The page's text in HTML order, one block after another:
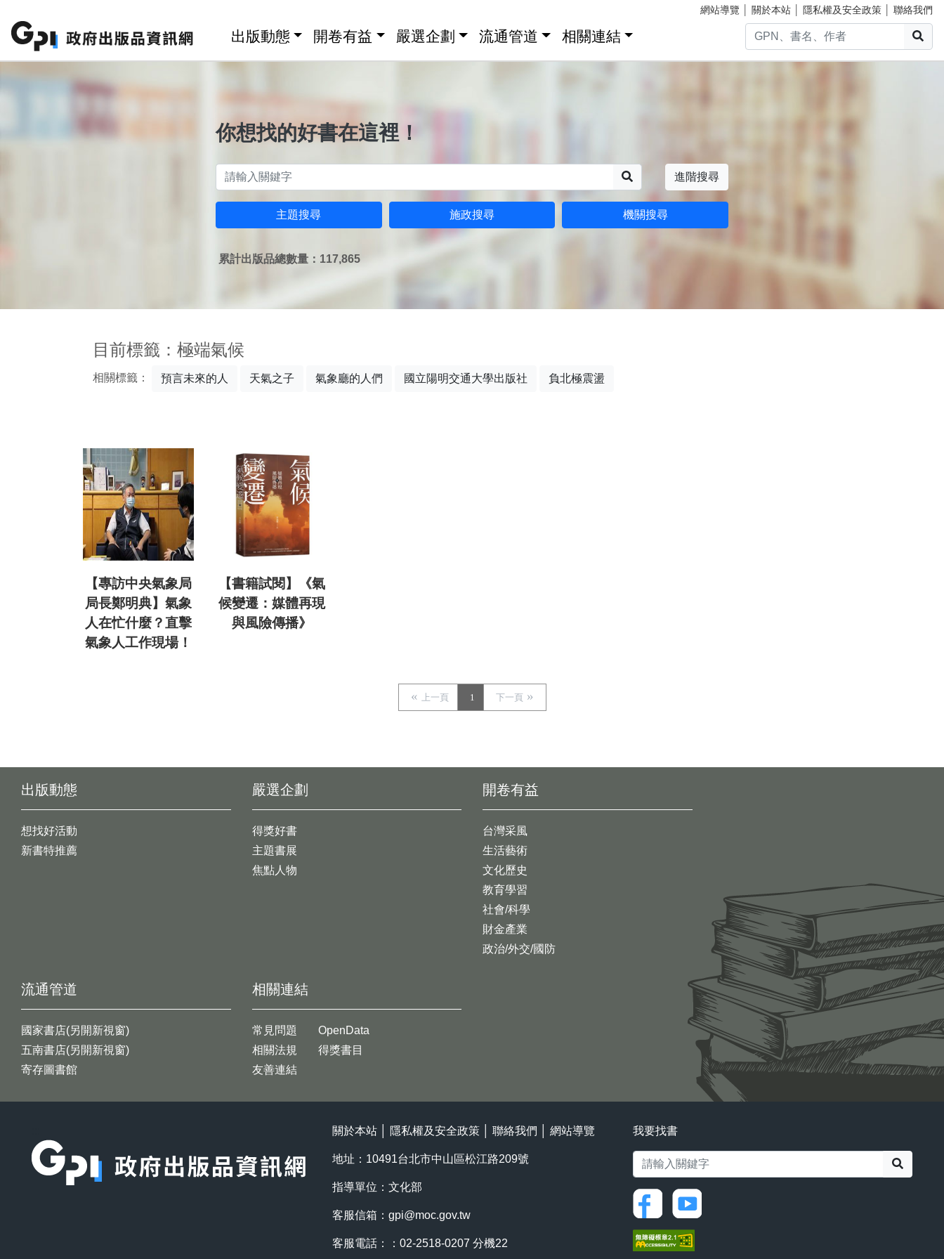
網站導覽 關於本站 隱私權及安全政策 聯絡我們
出版動態 開卷有益 嚴選企劃 流通管道 相關連結
你想找的好書在這裡！
進階搜尋
主題搜尋 施政搜尋 機關搜尋
累計出版品總數量：117,865
目前標籤：極端氣候
相關標籤： 預言未來的人 天氣之子 氣象廳的人們 國立陽明交通大學出版社 負北極震盪
【專訪中央氣象局
局長鄭明典】氣象
人在忙什麼？直擊
氣象人工作現場！
【書籍試閱】《氣
候變遷：媒體再現
與風險傳播》
上一頁 1 下一頁
出版動態
想找好活動
新書特推薦
開卷有益
台灣采風
生活藝術
文化歷史
教育學習
社會/科學
財金產業
政治/外交/國防
嚴選企劃
得獎好書
主題書展
焦點人物
流通管道
國家書店(另開新視窗)
五南書店(另開新視窗)
寄存圖書館
相關連結
常見問題
相關法規
友善連結
OpenData
得獎書目
關於本站 隱私權及安全政策 聯絡我們 網站導覽
地址：10491台北市中山區松江路209號
指導單位：文化部
客服信箱： gpi@moc.gov.tw
客服電話：：02-2518-0207 分機22
我要找書